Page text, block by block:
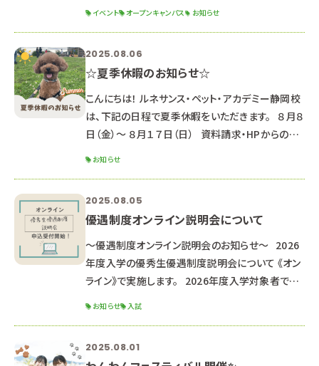
座で、第１回推薦・一般入試に備えよう！◎ ▼動物
看護師科 エコー検査を体験してみよう！＆リハビリ
テーション中級編 ▼ペットエステ
イベント オープンキャンパス お知らせ
2025.08.06
☆夏季休暇のお知らせ☆
こんにちは！ ルネサンス・ペット・アカデミー静岡校
は、下記の日程で夏季休暇をいただきます。 ８月８
日（金）～ ８月１７日（日） 資料請求・HPからのお
ンパス申し込み LINEでのお問合せ・オープンキャン
パス申し込み 返信が遅くなる可能性もあります
が、ご了承ください。 夏休み中の８月２３日(土)に、
オー
お知らせ
2025.08.05
優遇制度オンライン説明会について
～優遇制度オンライン説明会のお知らせ～ 2026
年度入学の優秀生優遇制度説明会について 《オン
ライン》で実施します。 2026年度入学対象者で優
説明会内容■ 優秀生優遇制度（特待生・通学支援
お知らせ 入試
2025.08.01